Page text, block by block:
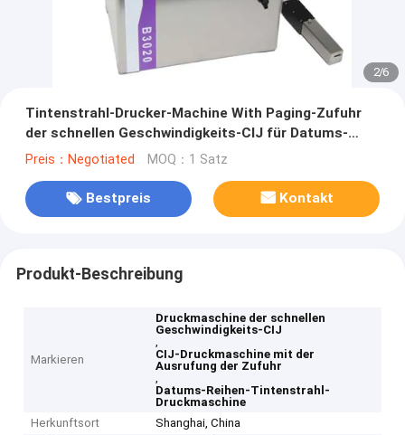
2/6
Tintenstrahl-Drucker-Machine With Paging-Zufuhr
der schnellen Geschwindigkeits-CIJ für Datums-
Reihe
Preis：Negotiated MOQ：1 Satz
Bestpreis Kontakt
Produkt-Beschreibung
Markieren
Druckmaschine der schnellen
Geschwindigkeits-CIJ
,
CIJ-Druckmaschine mit der
Ausrufung der Zufuhr
,
Datums-Reihen-Tintenstrahl-
Druckmaschine
Herkunftsort
Shanghai, China